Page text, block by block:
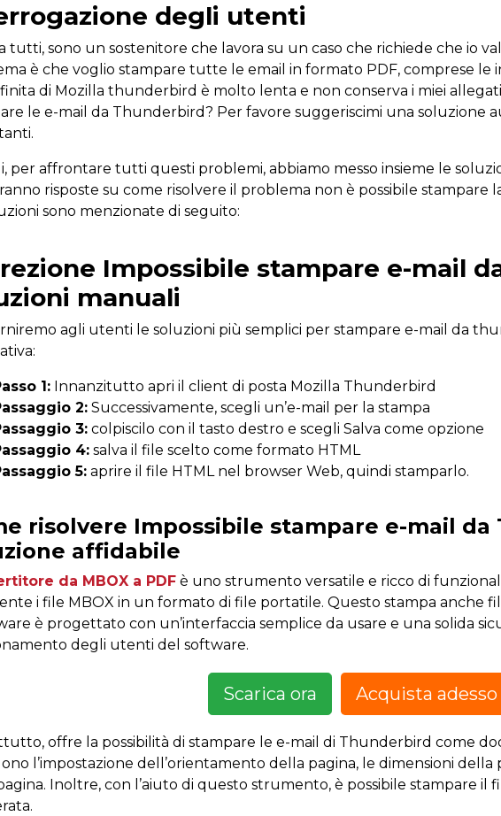
degli utenti
tutti, sono un sostenitore che lavora su un caso che richiede che io
è che voglio stampare tutte le email in formato PDF, comprese le
di Mozilla thunderbird è molto lenta e non conserva i miei
le e-mail da Thunderbird? Per favore suggeriscimi una soluzione
per affrontare tutti questi problemi, abbiamo messo insieme le
risposte su come risolvere il problema non è possibile
sono menzionate di seguito:
Impossibile stampare e-mail
manuali
agli utenti le soluzioni più semplici per stampare e-mail da
1: Innanzitutto apri il client di posta Mozilla Thunderbird
2: Successivamente, scegli un’e-mail per la stampa
3: colpiscilo con il tasto destro e scegli Salva come opzione
4: salva il file scelto come formato HTML
5: aprire il file HTML nel browser Web, quindi stamparlo.
risolvere Impossibile stampare e-mail
affidabile
da MBOX a PDF è uno strumento versatile e ricco di
i file MBOX in un formato di file portatile. Questo stampa anche
è progettato con un’interfaccia semplice da usare e una solida
degli utenti del software.
Scarica ora Acquista adesso
offre la possibilità di stampare le e-mail di Thunderbird come
l’impostazione dell’orientamento della pagina, le dimensioni della
Inoltre, con l’aiuto di questo strumento, è possibile stampare il